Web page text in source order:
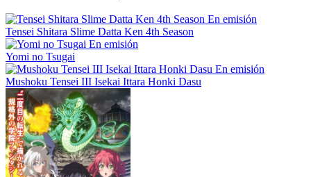
En emisión
Tensei Shitara Slime Datta Ken 4th Season
En emisión
Yomi no Tsugai
En emisión
Mushoku Tensei III Isekai Ittara Honki Dasu